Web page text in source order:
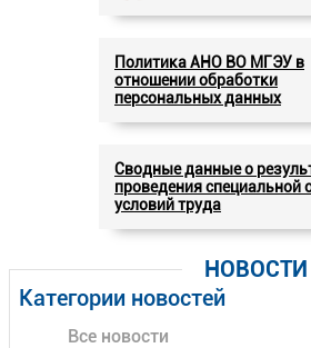
Политика АНО ВО МГЭУ в
отношении обработки
персональных данных
Сводные данные о
проведения специальной
условий труда
НОВОСТИ
Категории новостей
Все новости